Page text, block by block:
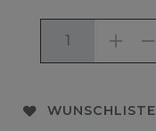
WUNSCHLISTE